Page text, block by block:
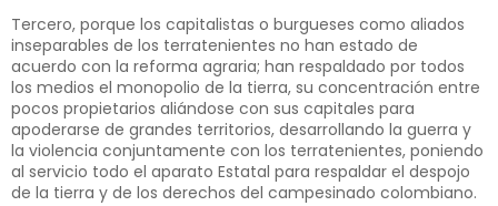
Tercero, porque los capitalistas o burgueses como aliados
inseparables de los terratenientes no han estado de
acuerdo con la reforma agraria; han respaldado por todos
los medios el monopolio de la tierra, su concentración entre
pocos propietarios aliándose con sus capitales para
apoderarse de grandes territorios, desarrollando la guerra y
la violencia conjuntamente con los terratenientes, poniendo
al servicio todo el aparato Estatal para respaldar el despojo
de la tierra y de los derechos del campesinado colombiano.